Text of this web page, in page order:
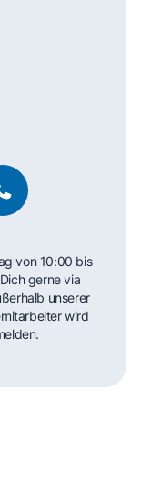
von 10:00 bis
gerne via
unserer
wird